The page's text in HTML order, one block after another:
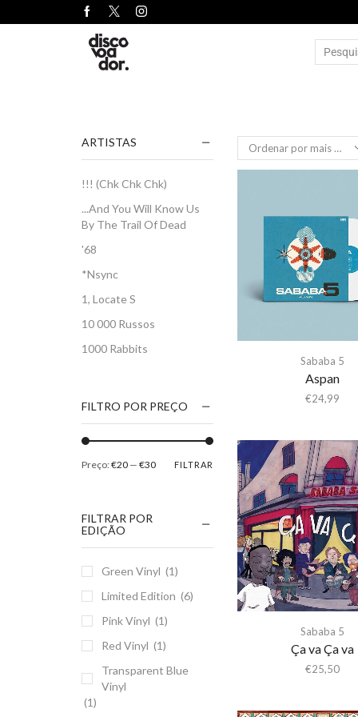
Sababa 5
Aspan
€24,99
Sababa 5
Ça va Ça va
€25,50
ARTISTAS
!!! (Chk Chk Chk)
...And You Will Know Us
By The Trail Of Dead
'68
*Nsync
1, Locate S
10 000 Russos
1000 Rabbits
5 Seconds Of Summer
50 Foot Wave
65daysofstatic
7038634357
81355
90 Day Men
A Giant Dog
A Place to Bury
A Song For You
A Tribe Called Quest
FILTRO POR PREÇO
FILTRAR
Preço:€20 — €30
FILTRAR POR
EDIÇÃO
Green Vinyl (1)
Limited Edition (6)
Pink Vinyl (1)
Red Vinyl (1)
Transparent Blue
Vinyl
(1)